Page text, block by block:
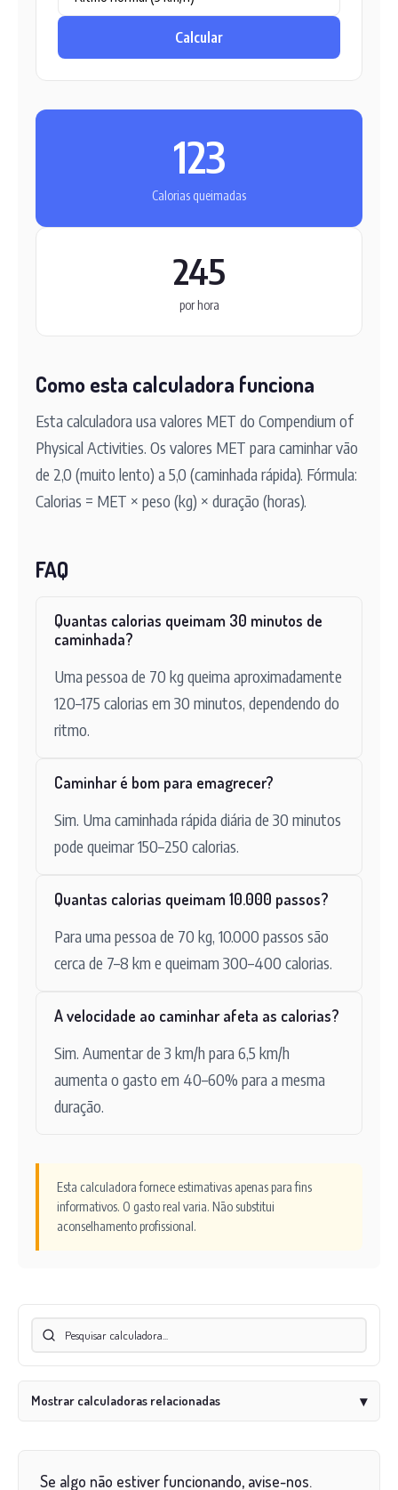
Calcular
123
Calorias queimadas
245
por hora
Como esta calculadora funciona
Esta calculadora usa valores MET do Compendium of
Physical Activities. Os valores MET para caminhar vão
de 2,0 (muito lento) a 5,0 (caminhada rápida). Fórmula:
Calorias = MET × peso (kg) × duração (horas).
FAQ
Quantas calorias queimam 30 minutos de
caminhada?
Uma pessoa de 70 kg queima aproximadamente
120–175 calorias em 30 minutos, dependendo do
ritmo.
Caminhar é bom para emagrecer?
Sim. Uma caminhada rápida diária de 30 minutos
pode queimar 150–250 calorias.
Quantas calorias queimam 10.000 passos?
Para uma pessoa de 70 kg, 10.000 passos são
cerca de 7–8 km e queimam 300–400 calorias.
A velocidade ao caminhar afeta as calorias?
Sim. Aumentar de 3 km/h para 6,5 km/h
aumenta o gasto em 40–60% para a mesma
duração.
Esta calculadora fornece estimativas apenas para fins
informativos. O gasto real varia. Não substitui
aconselhamento profissional.
Mostrar calculadoras relacionadas ▾
Se algo não estiver funcionando, avise-nos.